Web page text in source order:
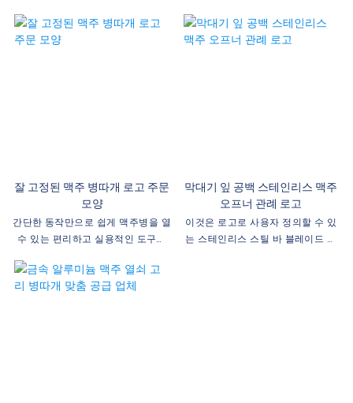
려면 이 바 도구 중앙에 회사 이름과
로고를 새겨보세요! 1.62" H x 7" W
도구입니다. 모든 맥주 애호가 또는
파티 참석자를 위한 완벽한 액세서리
잘 고정된 맥주 병따개 로고 주문
모양
간단한 동작만으로 쉽게 맥주병을 열
수 있는 편리하고 실용적인 도구인
걸 수 있도록 설계된 이 병따개는 홈
바, 주방 또는 남자 동굴에 기능적이
막대기 잎 공백 스테인리스 맥주
오프너 관례 로고
이것은 로고로 사용자 정의할 수 있
는 스테인리스 스틸 바 블레이드 맥